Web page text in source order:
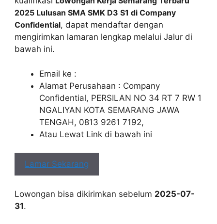
2025 Lulusan SMA SMK D3 S1 di Company
Confidential, dapat mendaftar dengan
mengirimkan lamaran lengkap melalui Jalur di
bawah ini.
Email ke :
Alamat Perusahaan : Company
Confidential, PERSILAN NO 34 RT 7 RW 1
NGALIYAN KOTA SEMARANG JAWA
TENGAH, 0813 9261 7192,
Atau Lewat Link di bawah ini
Lamar Sekarang
Lowongan bisa dikirimkan sebelum 2025-07-
31.